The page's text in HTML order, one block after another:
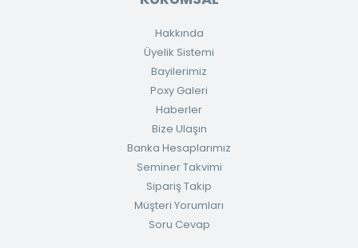
Hakkında
Üyelik Sistemi
Bayilerimiz
Poxy Galeri
Haberler
Bize Ulaşın
Banka Hesaplarımız
Seminer Takvimi
Sipariş Takip
Müşteri Yorumları
Soru Cevap